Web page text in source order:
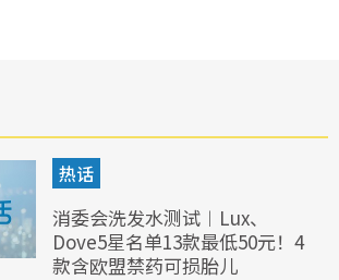
热话
消委会洗发水测试︱Lux、
Dove5星名单13款最低50元！4
款含欧盟禁药可损胎儿